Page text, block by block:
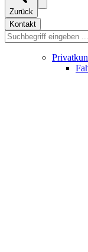
Zurück
Kontakt